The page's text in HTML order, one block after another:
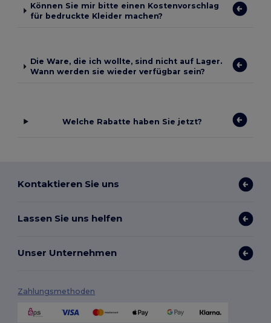
Können Sie mir bitte einen Kostenvorschlag
für bedruckte Kleider machen?
Die Ware, die ich wollte, sind nicht auf Lager.
Wann werden sie wieder verfügbar sein?
Welche Rabatte haben Sie jetzt?
Kontaktieren Sie uns
Lassen Sie uns helfen
Unser Unternehmen
Zahlungsmethoden